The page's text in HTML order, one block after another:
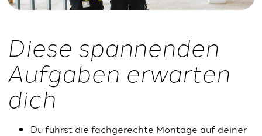
Diese spannenden
Aufgaben erwarten
dich
Du führst die fachgerechte Montage auf deiner